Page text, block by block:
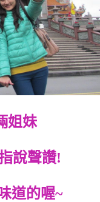
姐妹
說聲讚!
道的喔~